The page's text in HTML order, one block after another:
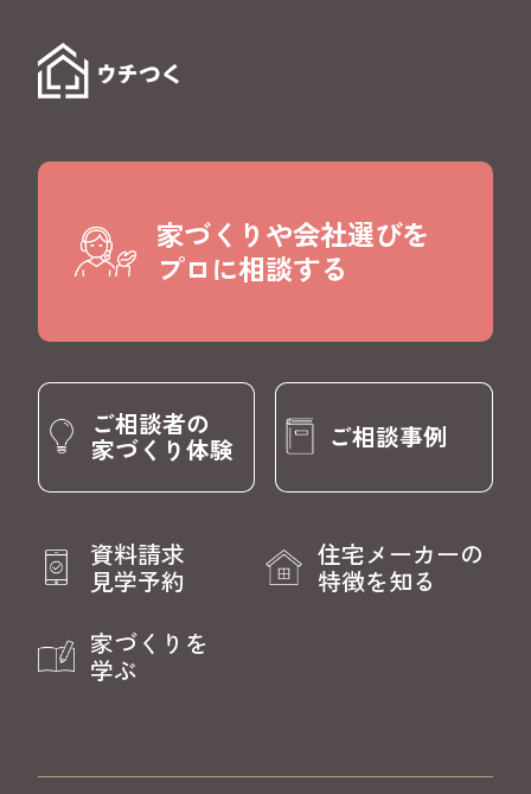
家づくりや会社選びを
プロに相談する
ご相談者の
家づくり体験 ご相談事例
資料請求
見学予約
住宅メーカーの
特徴を知る
家づくりを
学ぶ